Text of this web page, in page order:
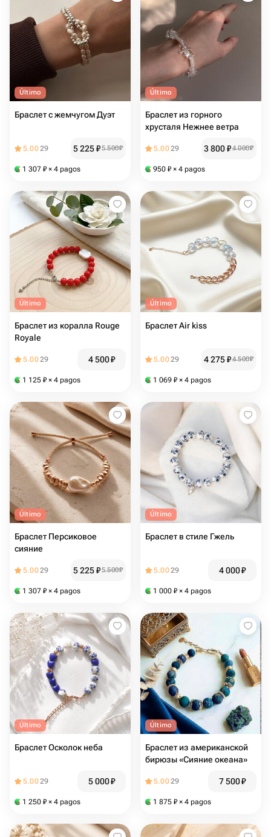
Último
Браслет с жемчугом Дуэт
5.0029 5 225₽5 500₽
1 307 ₽ × 4 pagos
Último
Браслет из горного
хрусталя Нежнее ветра
5.0029 3 800₽4 000₽
950 ₽ × 4 pagos
Último
Браслет из коралла Rouge
Royale
5.0029 4 500₽
1 125 ₽ × 4 pagos
Último
Браслет Air kiss
5.0029 4 275₽4 500₽
1 069 ₽ × 4 pagos
Último
Браслет Персиковое
сияние
5.0029 5 225₽5 500₽
1 307 ₽ × 4 pagos
Último
Браслет в стиле Гжель
5.0029 4 000₽
1 000 ₽ × 4 pagos
Último
Браслет Осколок неба
5.0029 5 000₽
1 250 ₽ × 4 pagos
Último
Браслет из американской
бирюзы «Сияние океана»
5.0029 7 500₽
1 875 ₽ × 4 pagos